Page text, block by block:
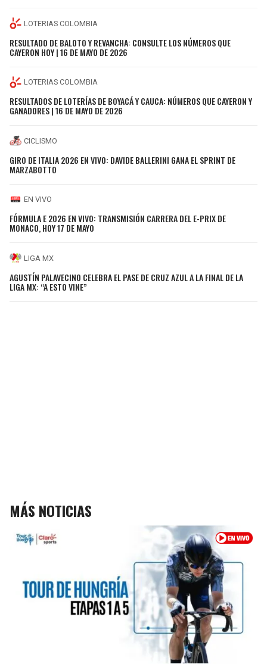
LOTERIAS COLOMBIA
RESULTADO DE BALOTO Y REVANCHA: CONSULTE LOS NÚMEROS QUE
CAYERON HOY | 16 DE MAYO DE 2026
LOTERIAS COLOMBIA
RESULTADOS DE LOTERÍAS DE BOYACÁ Y CAUCA: NÚMEROS QUE CAYERON Y
GANADORES | 16 DE MAYO DE 2026
CICLISMO
GIRO DE ITALIA 2026 EN VIVO: DAVIDE BALLERINI GANA EL SPRINT DE
MARZABOTTO
EN VIVO
FÓRMULA E 2026 EN VIVO: TRANSMISIÓN CARRERA DEL E-PRIX DE
MONACO, HOY 17 DE MAYO
LIGA MX
AGUSTÍN PALAVECINO CELEBRA EL PASE DE CRUZ AZUL A LA FINAL DE LA
LIGA MX: “A ESTO VINE”
MÁS NOTICIAS